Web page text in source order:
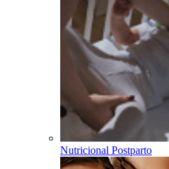
Nutricional Postparto